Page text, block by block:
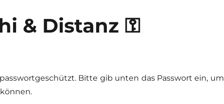
& Distanz ⚿
Bitte gib unten das Passwort ein, um